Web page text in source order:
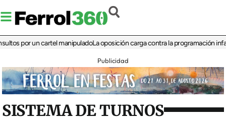
un cartel manipuladoLa oposición carga contra la programación infantil de
Publicidad
SISTEMA DE TURNOS